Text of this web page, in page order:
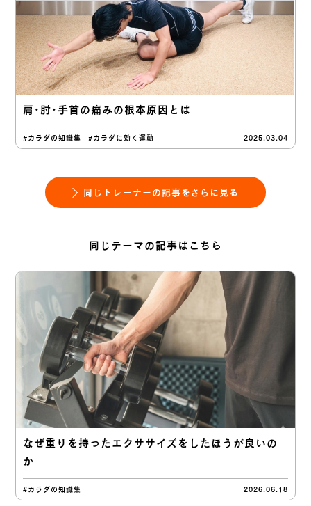
肩・肘・手首の痛みの根本原因とは
#カラダの知識集 #カラダに効く運動 2025.03.04
同じトレーナーの記事をさらに見る
同じテーマの記事はこちら
なぜ重りを持ったエクササイズをしたほうが良いの
か
#カラダの知識集 2026.06.18